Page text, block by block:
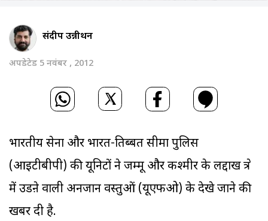
संदीप उन्नीथन
अपडेटेड 5 नवंबर , 2012
भारतीय सेना और भारत-तिब्बत सीमा पुलिस
(आइटीबीपी) की यूनिटों ने जम्मू और कश्मीर के लद्दाख क्षेत्र
में उडऩे वाली अनजान वस्तुओं (यूएफओ) के देखे जाने की
खबर दी है.